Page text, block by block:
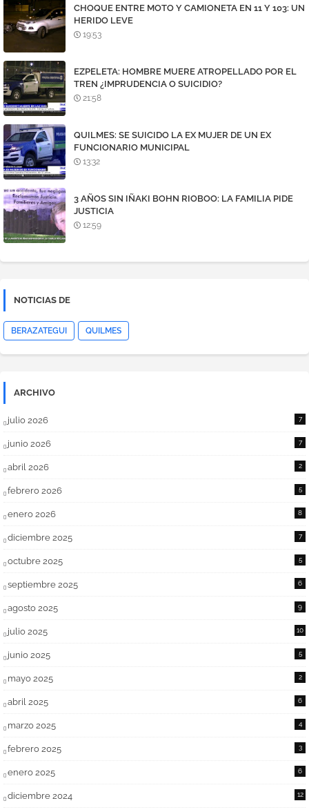
CHOQUE ENTRE MOTO Y CAMIONETA EN 11 Y 103: UN
HERIDO LEVE
19:53
EZPELETA: HOMBRE MUERE ATROPELLADO POR EL
TREN ¿IMPRUDENCIA O SUICIDIO?
21:58
QUILMES: SE SUICIDO LA EX MUJER DE UN EX
FUNCIONARIO MUNICIPAL
13:32
3 AÑOS SIN IÑAKI BOHN RIOBOO: LA FAMILIA PIDE
JUSTICIA
12:59
NOTICIAS DE
BERAZATEGUI QUILMES
ARCHIVO
julio 2026 7
junio 2026 7
abril 2026 2
febrero 2026 5
enero 2026 8
diciembre 2025 7
octubre 2025 5
septiembre 2025 6
agosto 2025 9
julio 2025 10
junio 2025 5
mayo 2025 2
abril 2025 6
marzo 2025 4
febrero 2025 3
enero 2025 6
diciembre 2024 12